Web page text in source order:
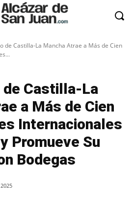
de Castilla-La Mancha Atrae a Más de Cien
de Castilla-La
a Más de Cien
Internacionales
Promueve Su
Bodegas